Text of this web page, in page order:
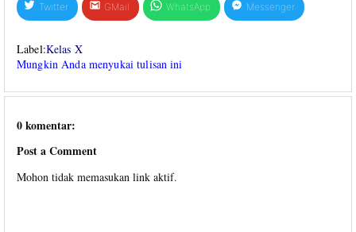
Twitter GMail WhatsApp Messenger
Label:Kelas X
Mungkin Anda menyukai tulisan ini
0 komentar:
Post a Comment
Mohon tidak memasukan link aktif.